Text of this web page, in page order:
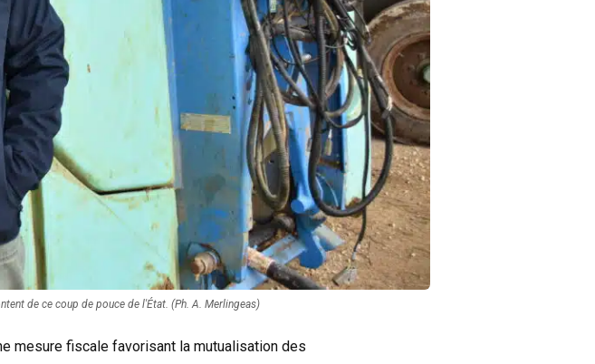
de ce coup de pouce de l'État. (Ph. A. Merlingeas)
mesure fiscale favorisant la mutualisation des